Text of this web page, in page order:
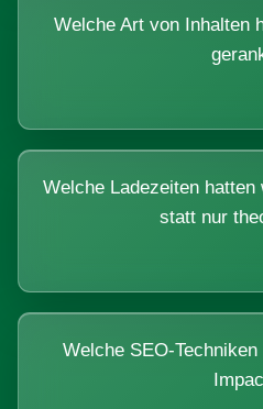
Welche Art von Inhalten
Welche Ladezeiten
statt nur
Welche SEO-